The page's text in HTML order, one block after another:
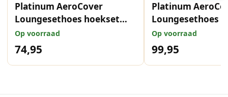
Platinum AeroCover
Loungesethoes hoekset
220x220x90xH70
Op voorraad
74,95
Platinum
Loungesethoes
trapeze
Op voorraad
99,95